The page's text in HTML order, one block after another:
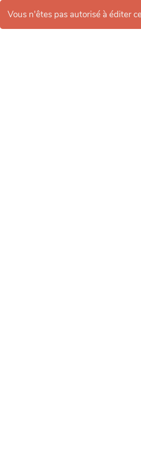
Vous n'êtes pas autorisé à éditer